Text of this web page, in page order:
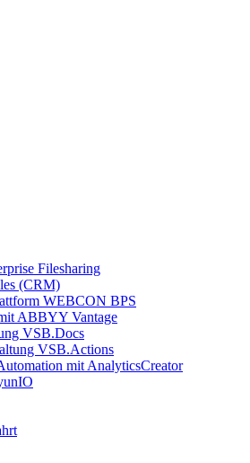
Filesharing
(CRM)
WEBCON BPS
ABBYY Vantage
VSB.Docs
VSB.Actions
mit AnalyticsCreator